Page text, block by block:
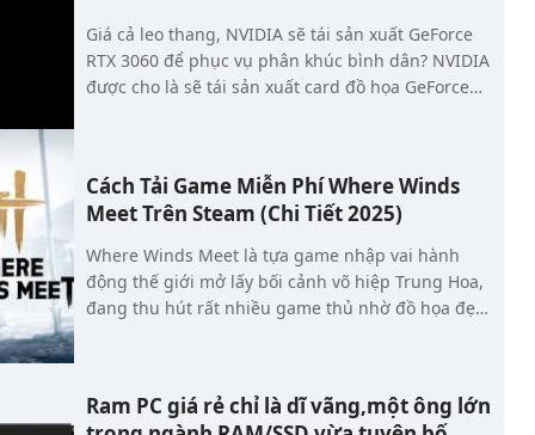
Giá cả leo thang, NVIDIA sẽ tái sản xuất GeForce
RTX 3060 để phục vụ phân khúc bình dân? NVIDIA
được cho là sẽ tái sản xuất card đồ họa GeForce
Cách Tải Game Miễn Phí Where Winds
Meet Trên Steam (Chi Tiết 2025)
Where Winds Meet là tựa game nhập vai hành
động thế giới mở lấy bối cảnh võ hiệp Trung Hoa,
đang thu hút rất nhiều game thủ nhờ đồ họa đẹp,
giai đoạn mở test chính thức. Bài viết dưới đây sẽ
Ram PC giá rẻ chỉ là dĩ vãng,một ông lớn